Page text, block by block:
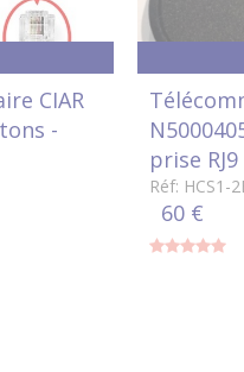
CIAR
-
prise RJ9
Réf: HCS1-
60 €